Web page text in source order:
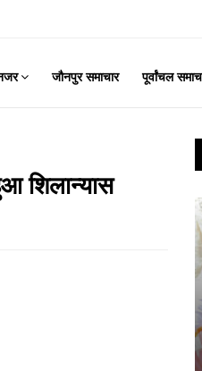
जौनपुर समाचार पूर्वांचल
शिलान्यास